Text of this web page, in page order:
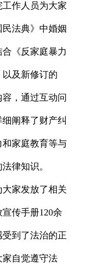
作人员为大家
法典》中婚姻
《反家庭暴力
及新修订的
容，通过互动问
阐释了财产纠
家庭教育等与
律知识。
家发放了相关
传手册120余
到了法治的正
家自觉遵守法